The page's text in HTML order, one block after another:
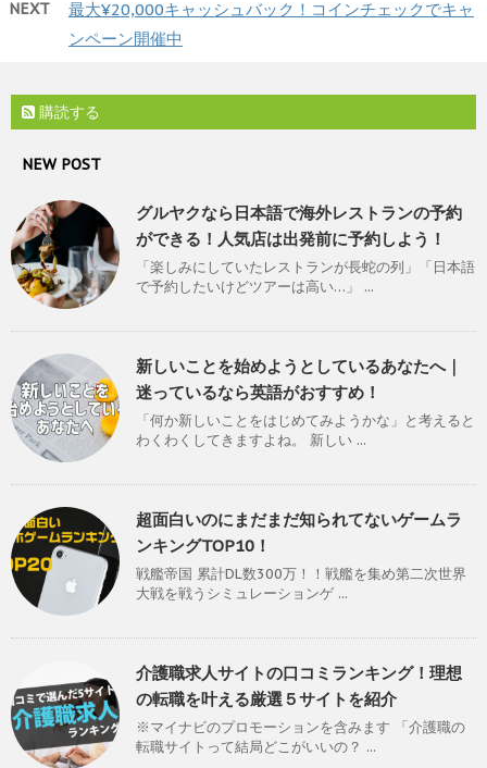
NEXT
最大¥20,000キャッシュバック！コインチェックでキャ
ンペーン開催中
購読する
NEW POST
グルヤクなら日本語で海外レストランの予約
ができる！人気店は出発前に予約しよう！
「楽しみにしていたレストランが長蛇の列」「日本語
で予約したいけどツアーは高い…」 ...
新しいことを始めようとしているあなたへ｜
迷っているなら英語がおすすめ！
「何か新しいことをはじめてみようかな」と考えると
わくわくしてきますよね。 新しい ...
超面白いのにまだまだ知られてないゲームラ
ンキングTOP10！
戦艦帝国 累計DL数300万！！戦艦を集め第二次世界
大戦を戦うシミュレーションゲ ...
介護職求人サイトの口コミランキング！理想
の転職を叶える厳選５サイトを紹介
※マイナビのプロモーションを含みます 「介護職の
転職サイトって結局どこがいいの？ ...